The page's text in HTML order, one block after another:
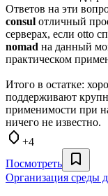
Ответов на эти
consul отличный
серверах, если otto
nomad на данный
практическом
Итого в остатке:
поддерживают
применимости при
ничего не известно.
+4
Посмотреть
Организация среды